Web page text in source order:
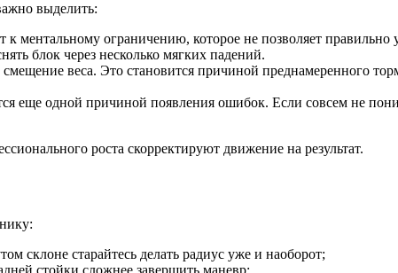
выделить:
ментальному ограничению, которое не позволяет правильно
блок через несколько мягких падений.
веса. Это становится причиной преднамеренного
еще одной причиной появления ошибок. Если совсем не
роста скорректируют движение на результат.
склоне старайтесь делать радиус уже и наоборот;
стойки сложнее завершить маневр;